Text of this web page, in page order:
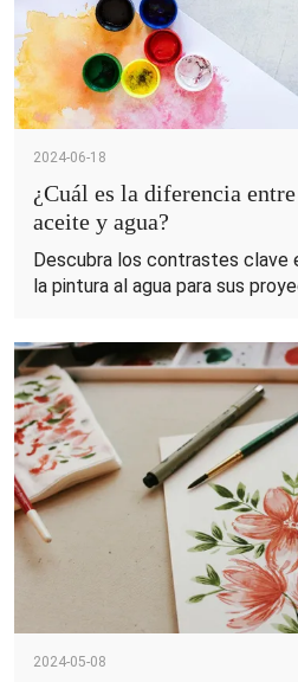
2024-06-18
¿Cuál es la diferencia
aceite y agua?
Descubra los contrastes clave
la pintura al agua para sus
impacto ambiental en nuestra
2024-05-08